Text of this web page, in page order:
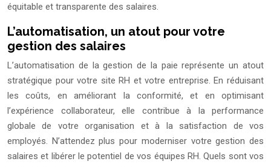
équitable et transparente des salaires.
L’automatisation, un atout pour votre
gestion des salaires
L’automatisation de la gestion de la paie représente un atout
stratégique pour votre site RH et votre entreprise. En réduisant
les coûts, en améliorant la conformité, et en optimisant
l’expérience collaborateur, elle contribue à la performance
globale de votre organisation et à la satisfaction de vos
employés. N’attendez plus pour moderniser votre gestion des
salaires et libérer le potentiel de vos équipes RH. Quels sont vos